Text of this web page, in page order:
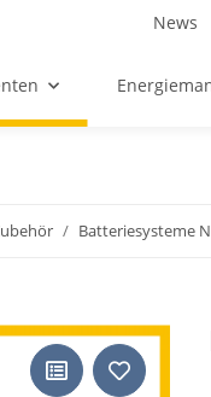
News
Batteriesysteme